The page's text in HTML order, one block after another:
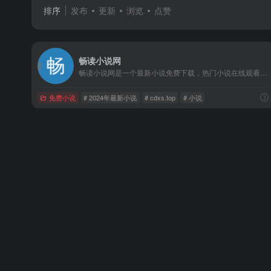
排序 发布 更新 浏览 点赞
畅读小说网
免费小说 # 2024年最新小说 # cdxs.top # 小说